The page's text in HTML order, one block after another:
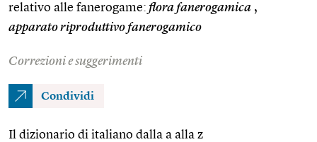
relativo alle fanerogame: flora fanerogamica ,
apparato riproduttivo fanerogamico
Correzioni e suggerimenti
Condividi
Il dizionario di italiano dalla a alla z